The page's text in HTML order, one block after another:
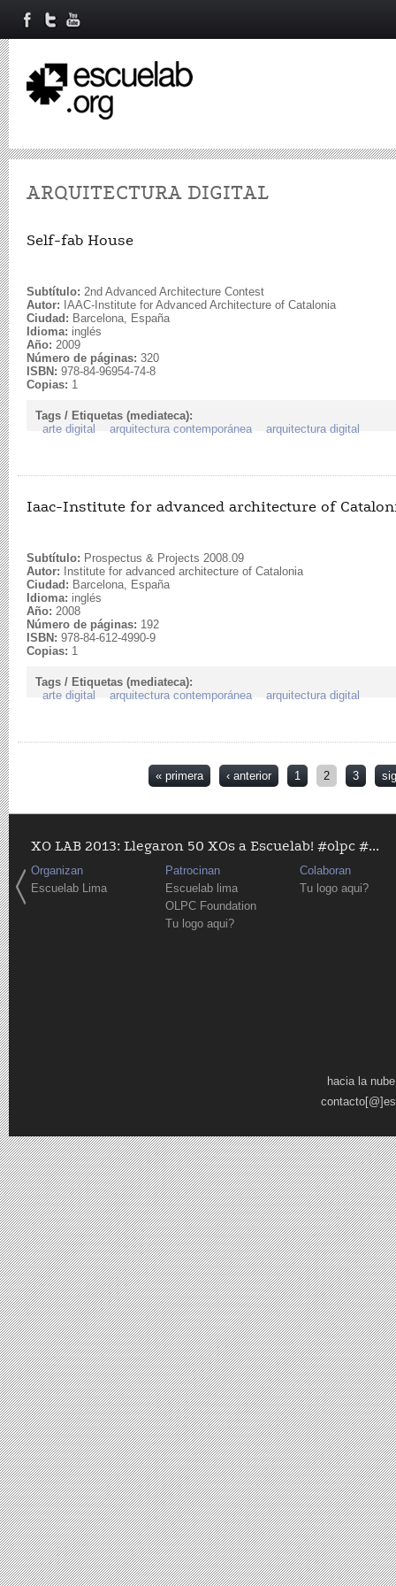
ARQUITECTURA DIGITAL
Self-fab House
Subtítulo: 2nd Advanced Architecture Contest
Autor: IAAC-Institute for Advanced Architecture of Catalonia
Ciudad: Barcelona, España
Idioma: inglés
Año: 2009
Número de páginas: 320
ISBN: 978-84-96954-74-8
Copias: 1
Tags / Etiquetas (mediateca):
arte digital
arquitectura contemporánea arquitectura digital
Iaac-Institute for advanced architecture of
Subtítulo: Prospectus & Projects 2008.09
Autor:
Institute for advanced architecture of Catalonia
Ciudad: Barcelona, España
Idioma: inglés
Año: 2008
Número de páginas: 192
ISBN: 978-84-612-4990-9
Copias: 1
Tags / Etiquetas (mediateca):
arte digital
arquitectura contemporánea arquitectura digital
« primera ‹ anterior 1 2 3
XO LAB 2013: Llegaron 50 XOs a Escuelab! #olpc #...
Organizan
Escuelab Lima
Patrocinan
Escuelab lima
OLPC Foundation
Tu logo aqui?
Colaboran
Tu logo aqui?
hacia la